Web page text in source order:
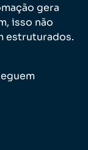
gera
isso não
estruturados.